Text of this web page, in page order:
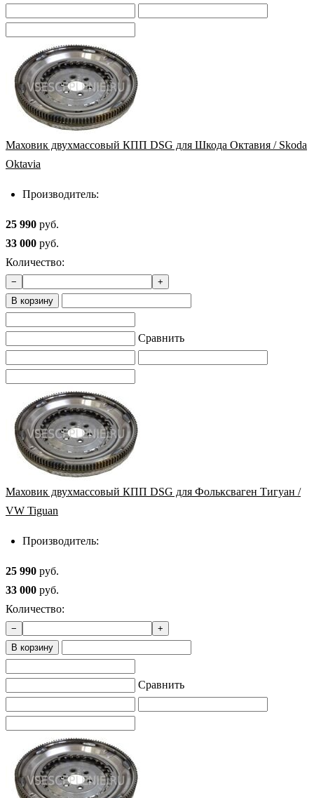
Маховик двухмассовый КПП DSG для Шкода Октавия / Skoda
Oktavia
Производитель:
25 990 руб.
33 000 руб.
Количество:
−
+
В корзину
Сравнить
Маховик двухмассовый КПП DSG для Фольксваген Тигуан /
VW Tiguan
Производитель:
25 990 руб.
33 000 руб.
Количество:
−
+
В корзину
Сравнить